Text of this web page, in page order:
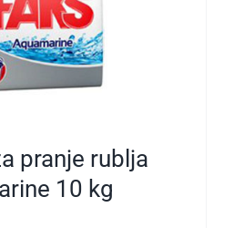
pranje rublja
10 kg